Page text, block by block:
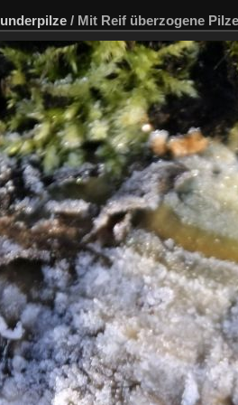
/ Mit Reif überzogene Pilze